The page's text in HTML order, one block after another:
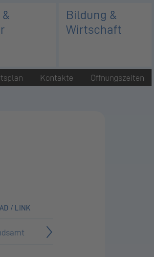
Bildung &
Wirtschaft
Kontakte Öffnungszeiten
/ LINK